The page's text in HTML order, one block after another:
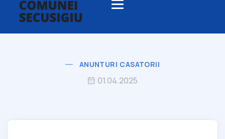
ANUNTURI CASATORII
01.04.2025